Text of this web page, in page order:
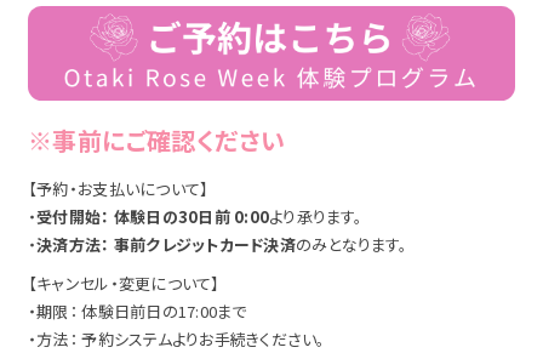
※事前にご確認ください
【予約・お支払いについて】
・受付開始： 体験日の30日前 0:00より承ります。
・決済方法： 事前クレジットカード決済のみとなります。
【キャンセル・変更について】
・期限： 体験日前日の17:00まで
・方法： 予約システムよりお手続きください。